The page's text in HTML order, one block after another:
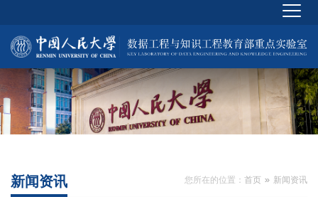
您所在的位置： 首页 新闻资讯
新闻资讯